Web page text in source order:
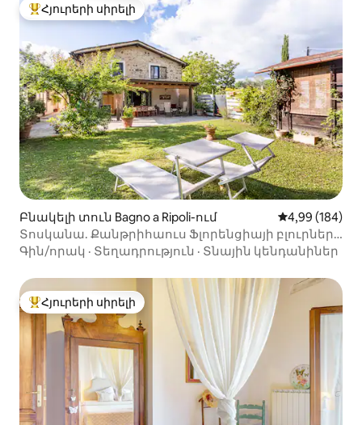
Հյուրերի սիրելի լավագույն տները
Հյուրերի սիրելի
Բնակելի տուն Bagno a Ripoli-ում Միջին
4,99 (184)
Տոսկանա. Քանթրիհաուս Ֆլորենցիայի բլուրների
վրա
Գին/որակ · Տեղադրություն · Տնային կենդանիներ
Հյուրերի սիրելի լավագույն տները
Հյուրերի սիրելի